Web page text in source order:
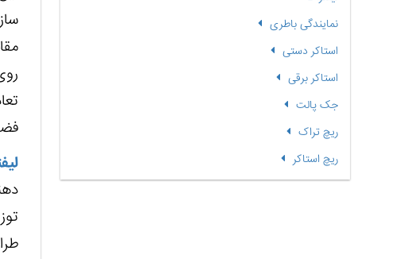
نمایندگی باطری
استاکر دستی
استاکر برقی
جک پالت
ریچ تراک
ریچ استاکر